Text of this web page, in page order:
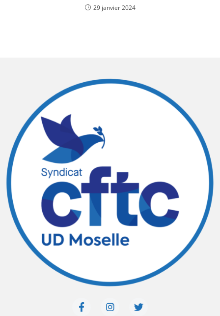
29 janvier 2024